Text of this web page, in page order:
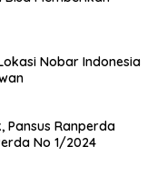
Nobar Indonesia
Pansus Ranperda
No 1/2024